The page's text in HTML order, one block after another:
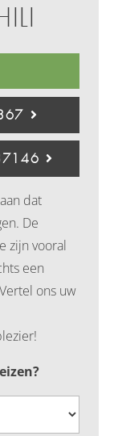
dat
De
zijn vooral
een
ons uw